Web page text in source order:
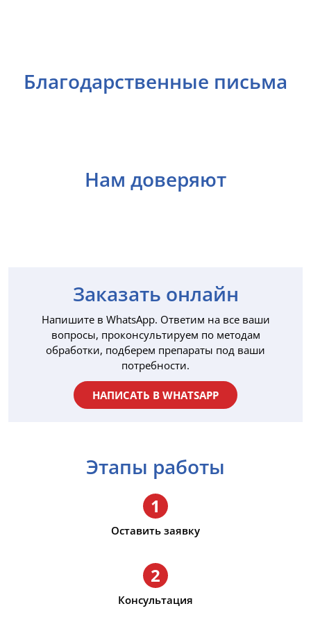
Благодарственные письма
Нам доверяют
Заказать онлайн
Напишите в WhatsApp. Ответим на все ваши
вопросы, проконсультируем по методам
обработки, подберем препараты под ваши
потребности.
НАПИСАТЬ В WHATSAPP
Этапы работы
1
Оставить заявку
2
Консультация